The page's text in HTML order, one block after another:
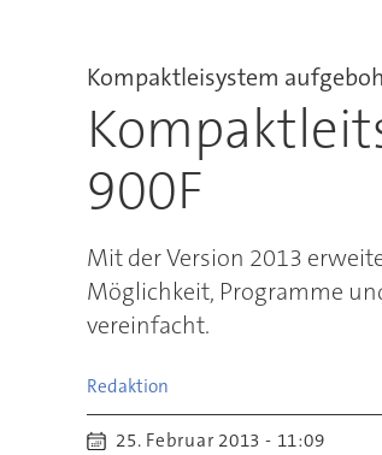
Kompaktleisystem
900F
Mit der Version 2013
Möglichkeit, Programme
vereinfacht.
Redaktion
25. Februar 2013 - 11:09